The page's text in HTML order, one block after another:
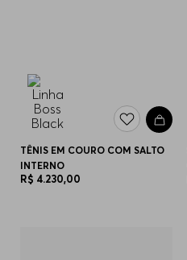
TÊNIS EM COURO COM SALTO
INTERNO
R$ 4.230,00